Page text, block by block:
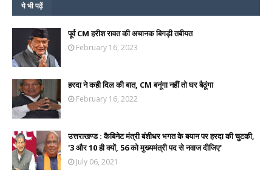
ये भी पढ़ें
पूर्व CM हरीश रावत की अचानक बिगड़ी तबीयत
February 16, 2023
हरदा ने कही दिल की बात, CM बनूंगा नहीं तो घर बैठूंगा
February 16, 2022
उत्तराखण्ड : कैबिनेट मंत्री बंशीधर भगत के बयान पर हरदा की चुटकी,
'3 और 10 ही क्यों, 56 को मुख्यमंत्री पद से नवाज दीजिए'
July 06, 2021